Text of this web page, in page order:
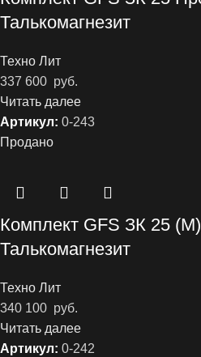
Талькомагнезит
Техно Лит
337 600 руб.
Читать далее
Артикул: 0-243
Продано
Комплект GFS ЗК 25
Талькомагнезит
Техно Лит
340 100 руб.
Читать далее
Артикул: 0-242